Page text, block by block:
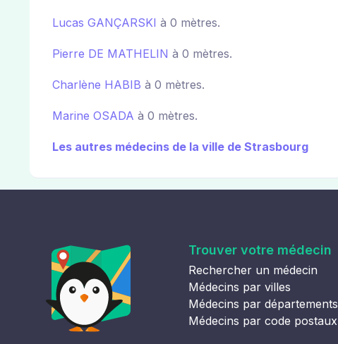
Lucas GANÇARSKI à 0 mètres.
Pierre DE MATHELIN à 0 mètres.
Charlène HABIB à 0 mètres.
Marine OSADA à 0 mètres.
Les autres médecins de la ville de Strasbourg
Trouver votre médecin
Rechercher un médecin
Médecins par villes
Médecins par départements
Médecins par code postaux